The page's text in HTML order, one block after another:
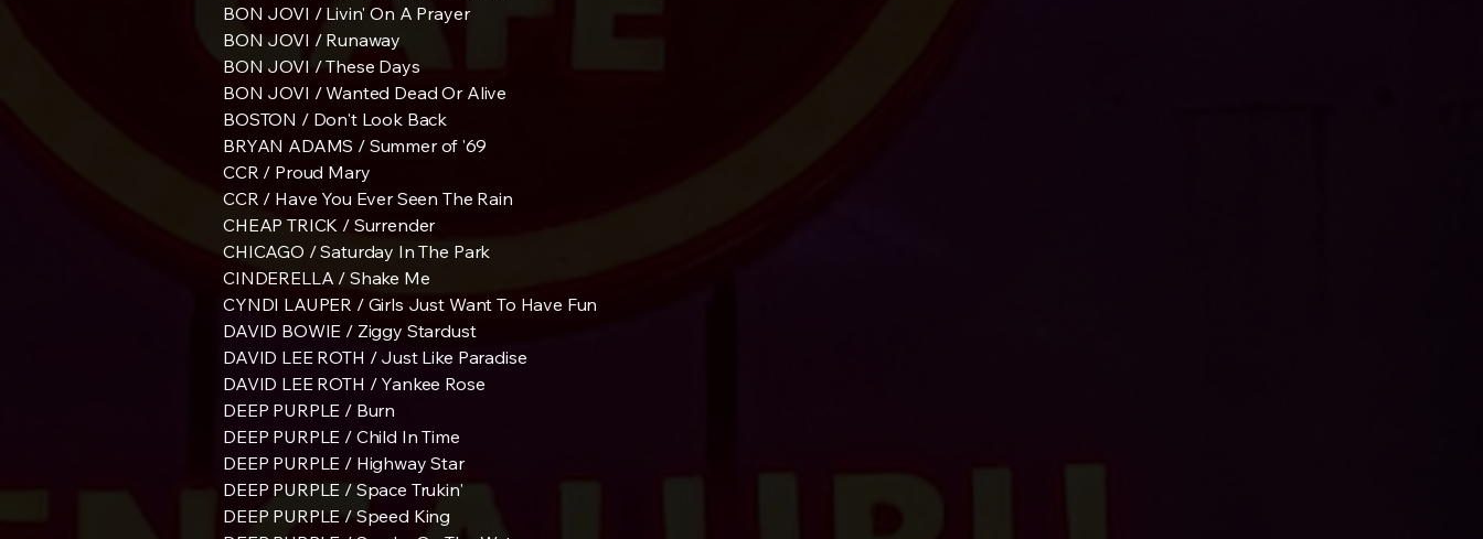
BON JOVI / Livin' On A Prayer
BON JOVI / Runaway
BON JOVI / These Days
BON JOVI / Wanted Dead Or Alive
BOSTON / Don't Look Back
BRYAN ADAMS / Summer of '69
CCR / Proud Mary
CCR / Have You Ever Seen The Rain
CHEAP TRICK / Surrender
CHICAGO / Saturday In The Park
CINDERELLA / Shake Me
CYNDI LAUPER / Girls Just Want To Have Fun
DAVID BOWIE / Ziggy Stardust
DAVID LEE ROTH / Just Like Paradise
DAVID LEE ROTH / Yankee Rose
DEEP PURPLE / Burn
DEEP PURPLE / Child In Time
DEEP PURPLE / Highway Star
DEEP PURPLE / Space Trukin'
DEEP PURPLE / Speed King